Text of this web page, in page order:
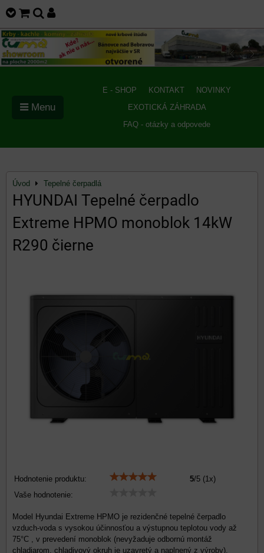
E - SHOP KONTAKT
NOVINKY
EXOTICKÁ ZÁHRADA
FAQ - otázky a odpovede
Menu
Úvod Tepelné čerpadlá
HYUNDAI Tepelné čerpadlo
Extreme HPMO monoblok 14kW
R290 čierne
Hodnotenie produktu: 5/5 (1x)
Vaše hodnotenie:
Model Hyundai Extreme HPMO je rezidenčné tepelné čerpadlo
vzduch-voda s vysokou účinnosťou a výstupnou teplotou vody až
75°C , v prevedení monoblok (nevyžaduje odbornú montáž
chladiarom, chladivový okruh je uzavretý a naplnený z výroby).